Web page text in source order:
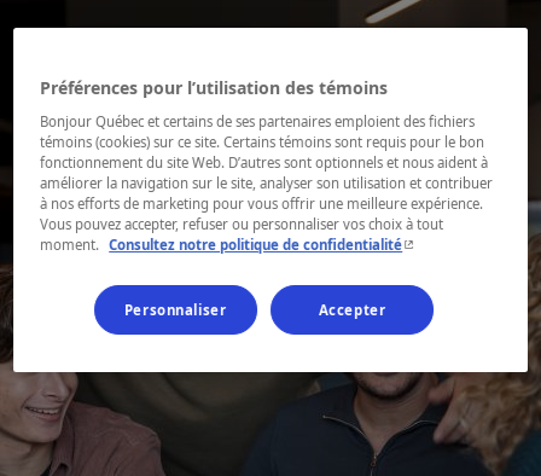
Préférences pour l’utilisation des témoins
Bonjour Québec et certains de ses partenaires emploient des fichiers
témoins (cookies) sur ce site. Certains témoins sont requis pour le bon
fonctionnement du site Web. D’autres sont optionnels et nous aident à
améliorer la navigation sur le site, analyser son utilisation et contribuer
à nos efforts de marketing pour vous offrir une meilleure expérience.
Vous pouvez accepter, refuser ou personnaliser vos choix à tout
moment.
Consultez notre politique de confidentialité- Cet hyperlien
Personnaliser Accepter